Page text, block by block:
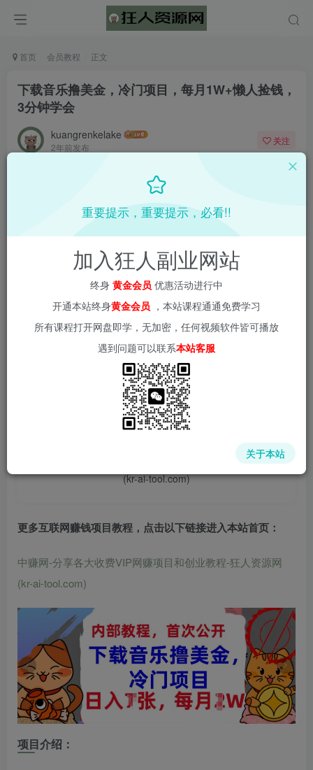
首页 会员教程 正文
下载音乐撸美金，冷门项目，每月1W+懒人捡钱，
3分钟学会
kuangrenkelake
2年前发布
关注
📌 1000➕互联网副业项目教程，更多网赚项目，点击以下
链接进入本站首页：
中赚网 - 分享各大收费VIP网赚项目和创业教程 - 狂人资源
(kr-ai-tool.com)
更多互联网赚钱项目教程，点击以下链接进入本站首页 ：
中赚网-分享各大收费VIP网赚项目和创业教程-狂人资源网
(kr-ai-tool.com)
项目介绍：
重要提示，重要提示，必看!!
加入狂人副业网站
终身 黄金会员 优惠活动进行中
开通本站终身黄金会员 ，本站课程通通免费学习
所有课程打开网盘即学，无加密，任何视频软件皆可播放
遇到问题可以联系本站客服
关于本站